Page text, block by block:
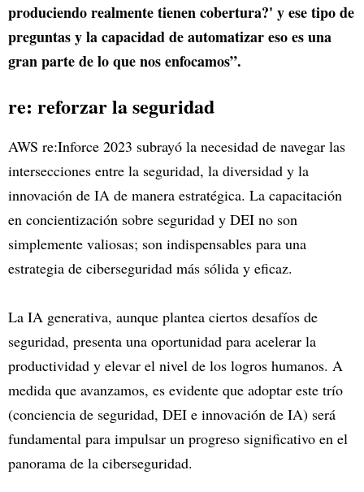
produciendo realmente tienen cobertura?' y ese tipo de
preguntas y la capacidad de automatizar eso es una
gran parte de lo que nos enfocamos”.
re: reforzar la seguridad
AWS re:Inforce 2023 subrayó la necesidad de navegar las
intersecciones entre la seguridad, la diversidad y la
innovación de IA de manera estratégica. La capacitación
en concientización sobre seguridad y DEI no son
simplemente valiosas; son indispensables para una
estrategia de ciberseguridad más sólida y eficaz.
La IA generativa, aunque plantea ciertos desafíos de
seguridad, presenta una oportunidad para acelerar la
productividad y elevar el nivel de los logros humanos. A
medida que avanzamos, es evidente que adoptar este trío
(conciencia de seguridad, DEI e innovación de IA) será
fundamental para impulsar un progreso significativo en el
panorama de la ciberseguridad.